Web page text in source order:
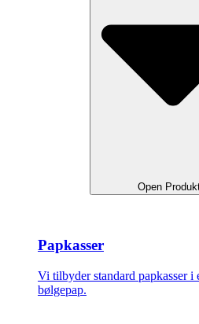
Open
Papkasser
Vi tilbyder standard papkasser i
bølgepap.